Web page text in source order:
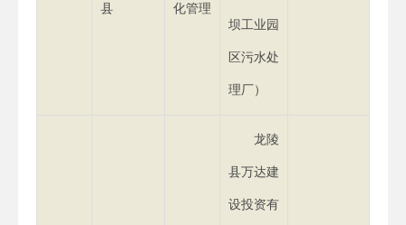
县 化管理
坝工业园
区污水处
理厂）
龙陵
县万达建
设投资有